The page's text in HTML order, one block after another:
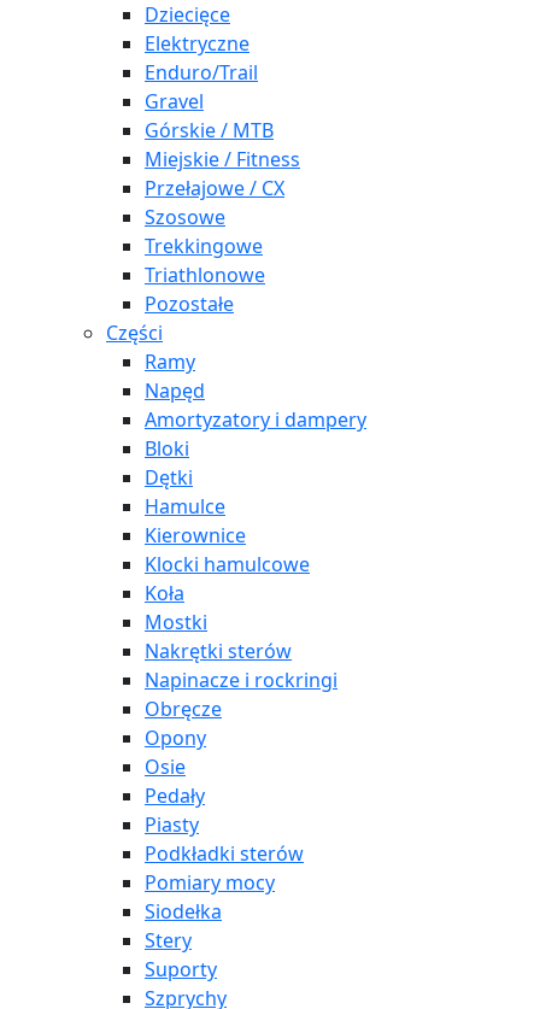
Dziecięce
Elektryczne
Enduro/Trail
Gravel
Górskie / MTB
Miejskie / Fitness
Przełajowe / CX
Szosowe
Trekkingowe
Triathlonowe
Pozostałe
Części
Ramy
Napęd
Amortyzatory i dampery
Bloki
Dętki
Hamulce
Kierownice
Klocki hamulcowe
Koła
Mostki
Nakrętki sterów
Napinacze i rockringi
Obręcze
Opony
Osie
Pedały
Piasty
Podkładki sterów
Pomiary mocy
Siodełka
Stery
Suporty
Szprychy